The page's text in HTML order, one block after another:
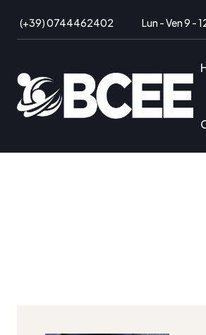
(+39) 0744462402 Lun - Ven 9 -